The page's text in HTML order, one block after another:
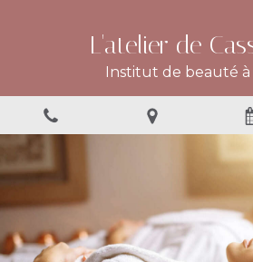
L'atelier de
Institut de beauté à